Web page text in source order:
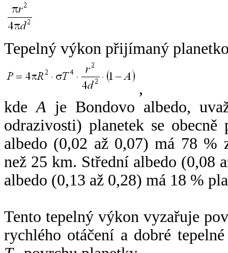
Tepelný výkon přijímaný
,
kdeA je Bondovo albedo,
odrazivosti) planetek se
albedo (0,02 až 0,07) má 78 %
než 25 km. Střední albedo (0,08
albedo (0,13 až 0,28) má 18 %
Tento tepelný výkon vyzařuje
rychlého otáčení a dobré